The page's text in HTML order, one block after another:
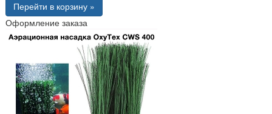
Перейти в корзину »
Оформление заказа